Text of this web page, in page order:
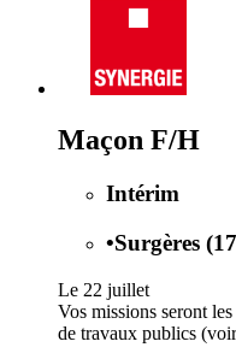
Maçon F/H
Intérim
•Surgères
Le 22 juillet
Vos missions seront
de travaux publics